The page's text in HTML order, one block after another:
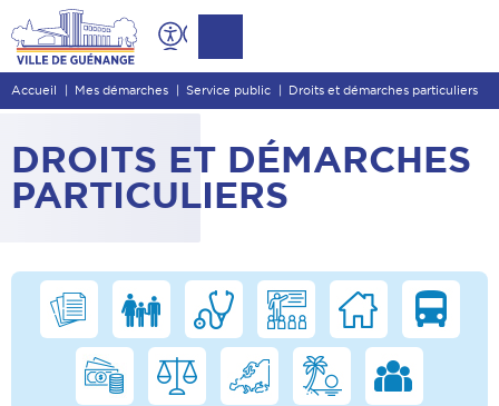
Contenu
Entête de page
Menu principal
Pied de page
Accueil Mes démarches Service public Droits et démarches particuliers
DROITS ET DÉMARCHES
PARTICULIERS